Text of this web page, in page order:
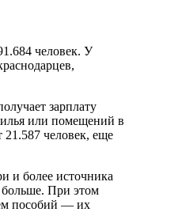
человек. У
зарплату
или помещений в
человек, еще
и более источника
больше. При этом
пособий — их